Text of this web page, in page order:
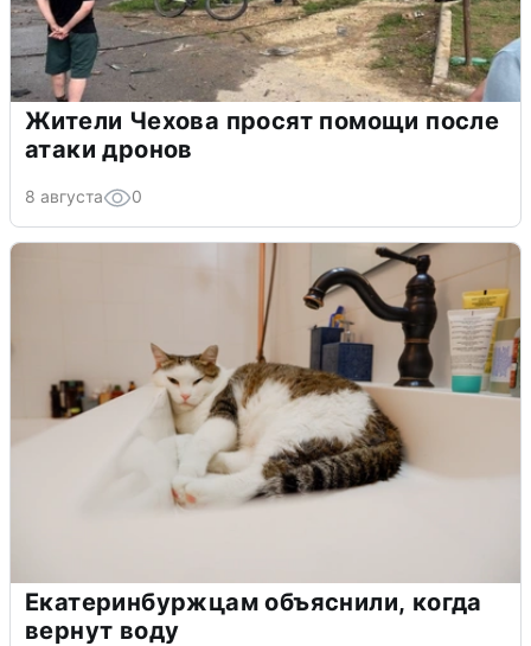
Жители Чехова просят помощи после
атаки дронов
8 августа 0
Екатеринбуржцам объяснили, когда
вернут воду